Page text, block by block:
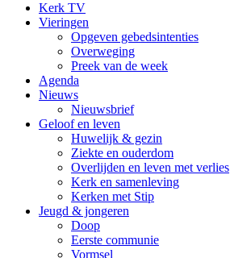
Kerk TV
Vieringen
Opgeven gebedsintenties
Overweging
Preek van de week
Agenda
Nieuws
Nieuwsbrief
Geloof en leven
Huwelijk & gezin
Ziekte en ouderdom
Overlijden en leven met verlies
Kerk en samenleving
Kerken met Stip
Jeugd & jongeren
Doop
Eerste communie
Vormsel